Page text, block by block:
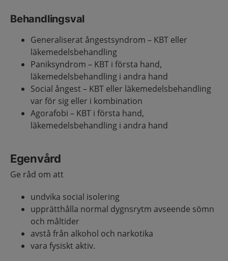
Behandlingsval
Generaliserat ångestsyndrom – KBT eller
läkemedelsbehandling
Paniksyndrom – KBT i första hand,
läkemedelsbehandling i andra hand
Social ångest – KBT eller läkemedelsbehandling
var för sig eller i kombination
Agorafobi – KBT i första hand,
läkemedelsbehandling i andra hand
Egenvård
Ge råd om att
undvika social isolering
upprätthålla normal dygnsrytm avseende sömn
och måltider
avstå från alkohol och narkotika
vara fysiskt aktiv.